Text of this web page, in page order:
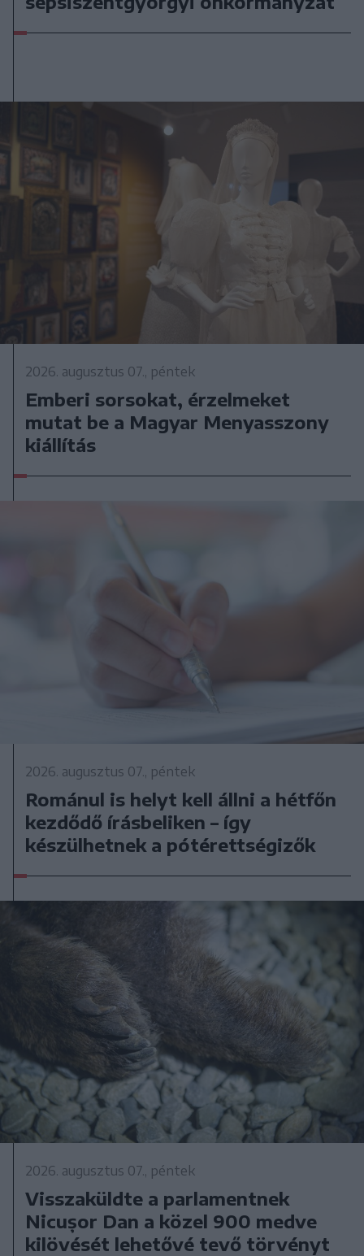
2026. augusztus 07., péntek
Emberi sorsokat, érzelmeket
mutat be a Magyar Menyasszony
kiállítás
2026. augusztus 07., péntek
Románul is helyt kell állni a hétfőn
kezdődő írásbeliken – így
készülhetnek a pótérettségizők
2026. augusztus 07., péntek
Visszaküldte a parlamentnek
Nicușor Dan a közel 900 medve
kilövését lehetővé tevő törvényt